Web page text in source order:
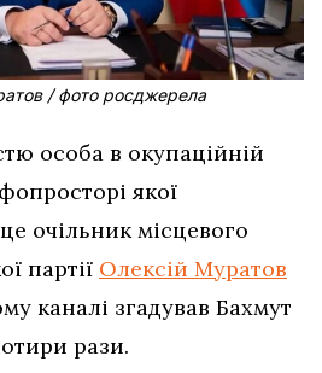
/ фото росджерела
особа в окупаційній
якої
очільник місцевого
партії Олексій Муратов
каналі згадував Бахмут
рази.